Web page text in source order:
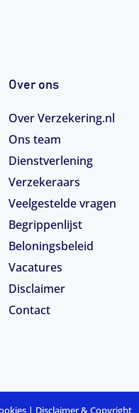
Over ons
Over Verzekering.nl
Ons team
Dienstverlening
Verzekeraars
Veelgestelde vragen
Begrippenlijst
Beloningsbeleid
Vacatures
Disclaimer
Contact
| Disclaimer & Copyright